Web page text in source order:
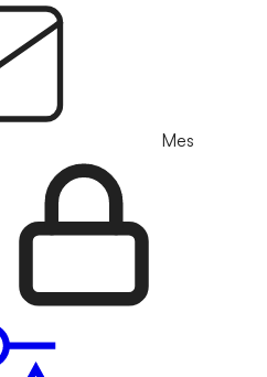
Mes